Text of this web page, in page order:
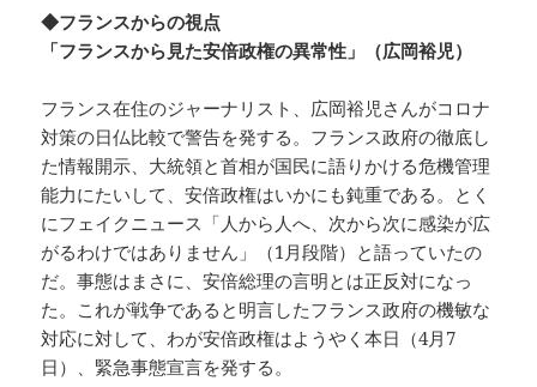
◆フランスからの視点
「フランスから見た安倍政権の異常性」（広岡裕児）
フランス在住のジャーナリスト、広岡裕児さんがコロナ
対策の日仏比較で警告を発する。フランス政府の徹底し
た情報開示、大統領と首相が国民に語りかける危機管理
能力にたいして、安倍政権はいかにも鈍重である。とく
にフェイクニュース「人から人へ、次から次に感染が広
がるわけではありません」（1月段階）と語っていたの
だ。事態はまさに、安倍総理の言明とは正反対になっ
た。これが戦争であると明言したフランス政府の機敏な
対応に対して、わが安倍政権はようやく本日（4月7
日）、緊急事態宣言を発する。